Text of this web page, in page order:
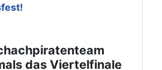
das Viertelfinale